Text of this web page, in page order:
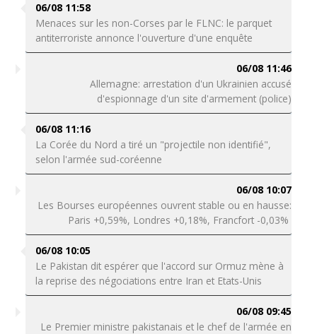
06/08 11:58
Menaces sur les non-Corses par le FLNC: le parquet
antiterroriste annonce l'ouverture d'une enquête
06/08 11:46
Allemagne: arrestation d'un Ukrainien accusé
d'espionnage d'un site d'armement (police)
06/08 11:16
La Corée du Nord a tiré un "projectile non identifié",
selon l'armée sud-coréenne
06/08 10:07
Les Bourses européennes ouvrent stable ou en hausse:
Paris +0,59%, Londres +0,18%, Francfort -0,03%
06/08 10:05
Le Pakistan dit espérer que l'accord sur Ormuz mène à
la reprise des négociations entre Iran et Etats-Unis
06/08 09:45
Le Premier ministre pakistanais et le chef de l'armée en